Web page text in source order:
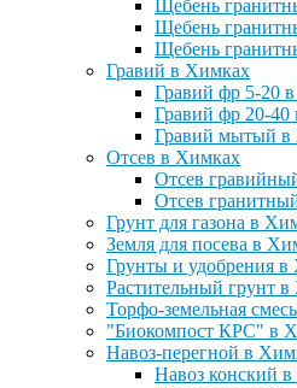
Щебень
Щебень
Щебень
Гравий в Химках
Гравий фр 5-20
Гравий фр 20-
Гравий мытый в
Отсев в Химках
Отсев
Отсев
Грунт для газона в
Земля для посева в
Грунты и удобрения
Растительный грунт
Торфо-земельная
"Биокомпост КРС" в
Навоз-перегной в
Навоз конский